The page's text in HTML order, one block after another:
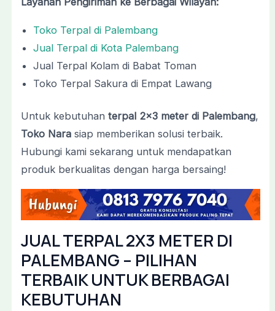
Toko Terpal di Palembang
Jual Terpal di Kota Palembang
Jual Terpal Kolam di Babat Toman
Toko Terpal Sakura di Empat Lawang
Untuk kebutuhan terpal 2×3 meter di Palembang,
Toko Narasiap memberikan solusi terbaik.
Hubungi kami sekarang untuk mendapatkan
produk berkualitas dengan harga bersaing!
JUAL TERPAL 2X3 METER DI
PALEMBANG – PILIHAN
TERBAIK UNTUK BERBAGAI
KEBUTUHAN